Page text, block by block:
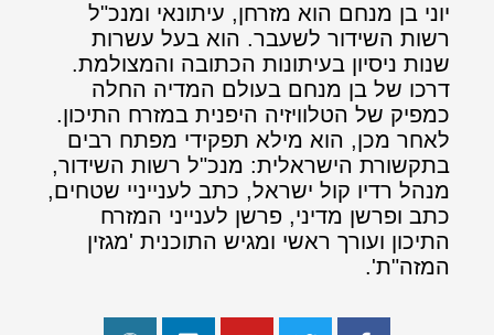
יוני בן מנחם הוא מזרחן, עיתונאי ומנכ"ל
רשות השידור לשעבר. הוא בעל עשרות
שנות ניסיון בעיתונות הכתובה והמצולמת.
דרכו של בן מנחם בעולם המדיה החלה
כמפיק של הטלוויזיה היפנית במזרח התיכון.
לאחר מכן, הוא מילא תפקידי מפתח רבים
בתקשורת הישראלית: מנכ"ל רשות השידור,
מנהל רדיו קול ישראל, כתב לענייניי שטחים,
כתב ופרשן מדיני, פרשן לענייני המזרח
התיכון ועורך ראשי ומגיש התוכנית 'מגזין
המזה"ת'.